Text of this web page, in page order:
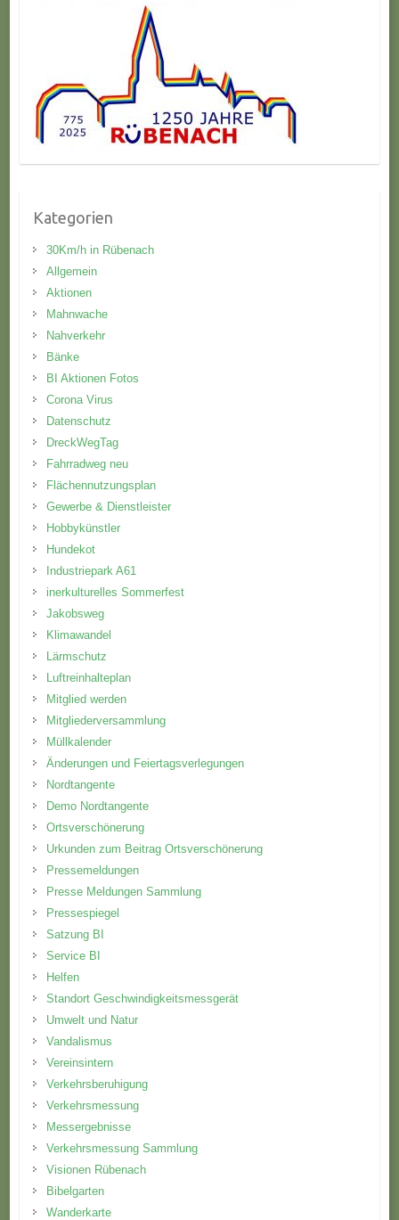
Kategorien
30Km/h in Rübenach
Allgemein
Aktionen
Mahnwache
Nahverkehr
Bänke
BI Aktionen Fotos
Corona Virus
Datenschutz
DreckWegTag
Fahrradweg neu
Flächennutzungsplan
Gewerbe & Dienstleister
Hobbykünstler
Hundekot
Industriepark A61
inerkulturelles Sommerfest
Jakobsweg
Klimawandel
Lärmschutz
Luftreinhalteplan
Mitglied werden
Mitgliederversammlung
Müllkalender
Änderungen und Feiertagsverlegungen
Nordtangente
Demo Nordtangente
Ortsverschönerung
Urkunden zum Beitrag Ortsverschönerung
Pressemeldungen
Presse Meldungen Sammlung
Pressespiegel
Satzung BI
Service BI
Helfen
Standort Geschwindigkeitsmessgerät
Umwelt und Natur
Vandalismus
Vereinsintern
Verkehrsberuhigung
Verkehrsmessung
Messergebnisse
Verkehrsmessung Sammlung
Visionen Rübenach
Bibelgarten
Wanderkarte